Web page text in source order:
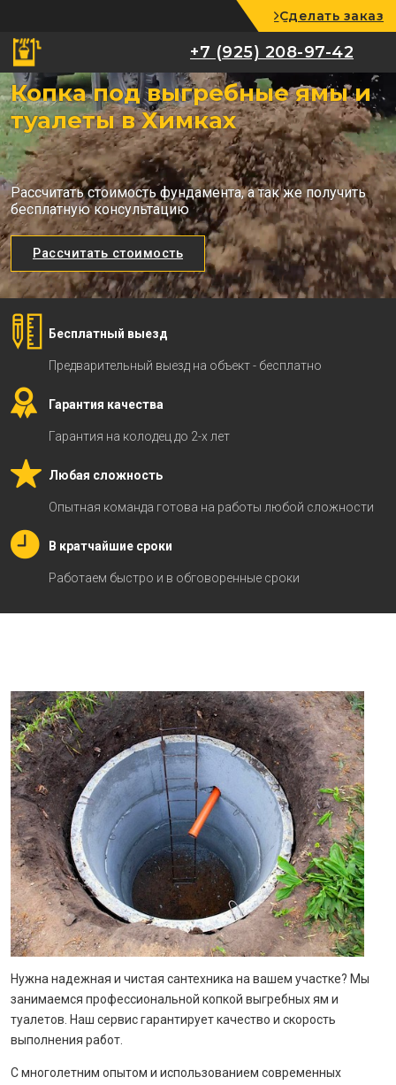
+7 (925) 208-97-42
Сделать заказ
+7 (925) 208-97-42
Копка под выгребные ямы и
туалеты в Химках
Рассчитать стоимость фундамента, а так же получить
бесплатную консультацию
Рассчитать стоимость
Бесплатный выезд
Предварительный выезд на объект - бесплатно
Гарантия качества
Гарантия на колодец до 2-х лет
Любая сложность
Опытная команда готова на работы любой сложности
В кратчайшие сроки
Работаем быстро и в обговоренные сроки
Нужна надежная и чистая сантехника на вашем участке? Мы
занимаемся профессиональной копкой выгребных ям и
туалетов. Наш сервис гарантирует качество и скорость
выполнения работ.
С многолетним опытом и использованием современных